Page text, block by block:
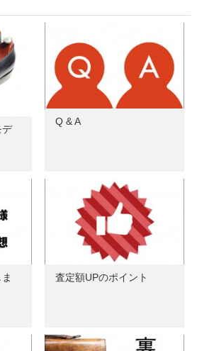
デ
Q & A
査定額UPのポイント